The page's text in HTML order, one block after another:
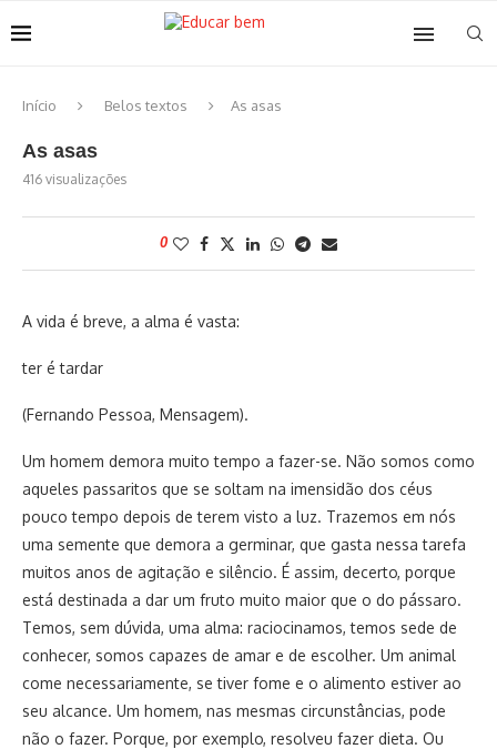
Início Belos textos As asas
As asas
416 visualizações
0
A vida é breve, a alma é vasta:
ter é tardar
(Fernando Pessoa, Mensagem).
Um homem demora muito tempo a fazer-se. Não somos como
aqueles passaritos que se soltam na imensidão dos céus
pouco tempo depois de terem visto a luz. Trazemos em nós
uma semente que demora a germinar, que gasta nessa tarefa
muitos anos de agitação e silêncio. É assim, decerto, porque
está destinada a dar um fruto muito maior que o do pássaro.
Temos, sem dúvida, uma alma: raciocinamos, temos sede de
conhecer, somos capazes de amar e de escolher. Um animal
come necessariamente, se tiver fome e o alimento estiver ao
seu alcance. Um homem, nas mesmas circunstâncias, pode
não o fazer. Porque, por exemplo, resolveu fazer dieta. Ou